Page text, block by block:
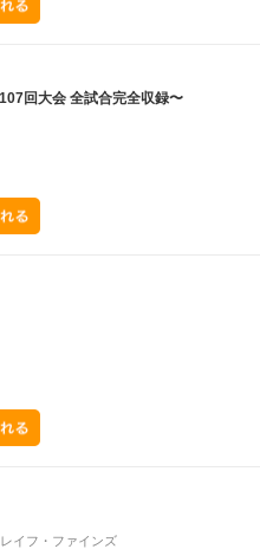
回大会 全試合完全収録〜
イフ・ファインズ